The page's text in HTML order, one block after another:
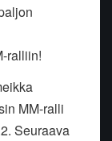
ralliin!
MM-ralli
Seuraava